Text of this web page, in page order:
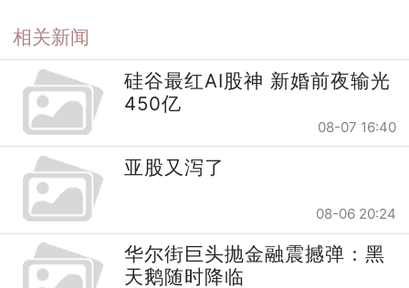
相关新闻
硅谷最红AI股神 新婚前夜输光
450亿
08-07 16:40
亚股又泻了
08-06 20:24
华尔街巨头抛金融震撼弹：黑
天鹅随时降临